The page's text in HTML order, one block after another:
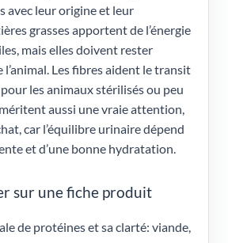
avec leur origine et leur
grasses apportent de l’énergie
mais elles doivent rester
Les fibres aident le transit
les animaux stérilisés ou peu
aussi une vraie attention,
car l’équilibre urinaire dépend
et d’une bonne hydratation.
sur une fiche produit
de protéines et sa clarté: viande,